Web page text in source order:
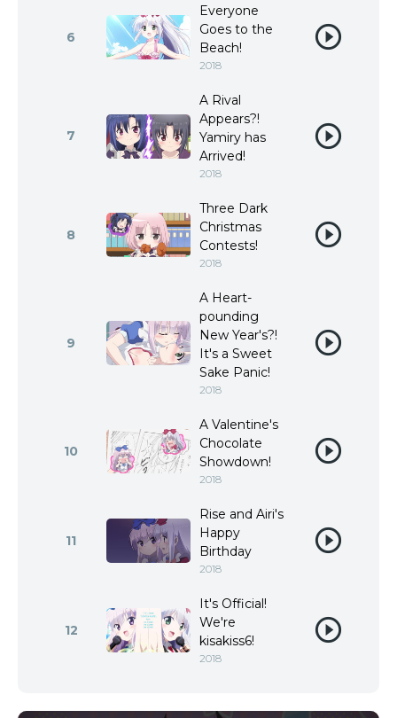
6
Everyone
Goes to the
Beach!
2018
7
A Rival
Appears?!
Yamiry has
Arrived!
2018
8
Three Dark
Christmas
Contests!
2018
9
A Heart-
pounding
New Year's?!
It's a Sweet
Sake Panic!
2018
10
A Valentine's
Chocolate
Showdown!
2018
11
Rise and Airi's
Happy
Birthday
2018
12
It's Official!
We're
kisakiss6!
2018